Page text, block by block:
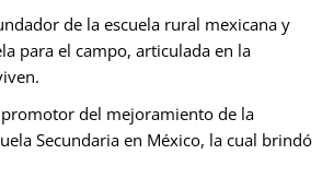
de la escuela rural mexicana y
para el campo, articulada en la
promotor del mejoramiento de la
Secundaria en México, la cual brindó